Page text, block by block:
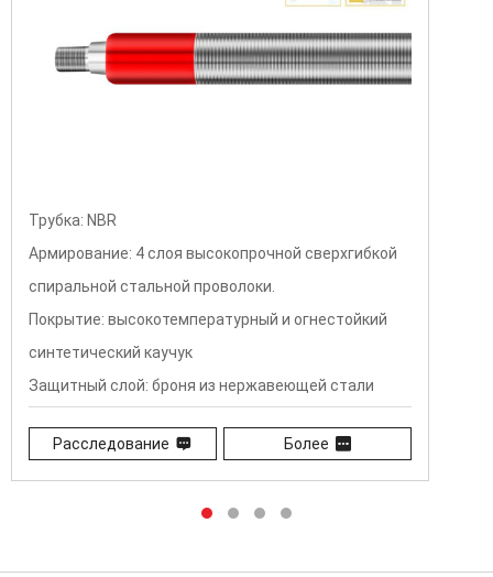
Внутренняя трубка：UPE и синтетический каучук
Арматура：многоспиральная высокопрочная
сверхгибкая проволока
Внешний слой Laver：износостойкий
синтетический каучук
Температурный диапазон：- 29°C ~ + 100°C (- 20°F
Соединитель：цельный разъем, цельный фланец
или другой тип разъема
Расследование Более